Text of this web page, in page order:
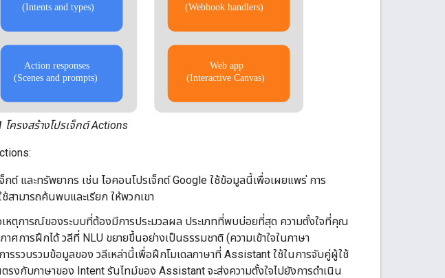
โครงสร้างโปรเจ็กต์ Actions
กต์ และทรัพยากร เช่น ไอคอนโปรเจ็กต์ Google ใช้ข้อมูลนี้เพื่อเผยแพร่ การ
สามารถค้นพบและเรียก ให้พวกเขา
หตุการณ์ของระบบที่ต้องมีการประมวลผล ประเภทที่พบบ่อยที่สุด ความตั้งใจที่คุณ
ศการฝึกได้ วลีที่ NLU ขยายขึ้นอย่างเป็นธรรมชาติ (ความเข้าใจในภาษา
ารรวบรวมข้อมูลของ วลีเหล่านี้เพื่อฝึกโมเดลภาษาที่ Assistant ใช้ในการจับคู่ผู้ใช้
รงกับภาษาของ Intent รันไทม์ของ Assistant จะส่งความตั้งใจไปยังการดำเนิน